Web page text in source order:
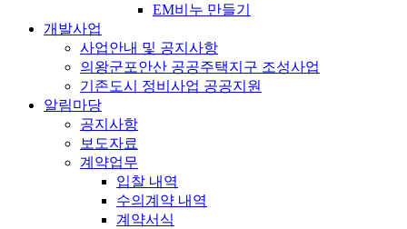
EM비누 만들기
개발사업
사업안내 및 공지사항
의왕군포안산 공공주택지구 조성사업
기존도시 정비사업 공공지원
알림마당
공지사항
보도자료
계약업무
입찰 내역
수의계약 내역
계약서식